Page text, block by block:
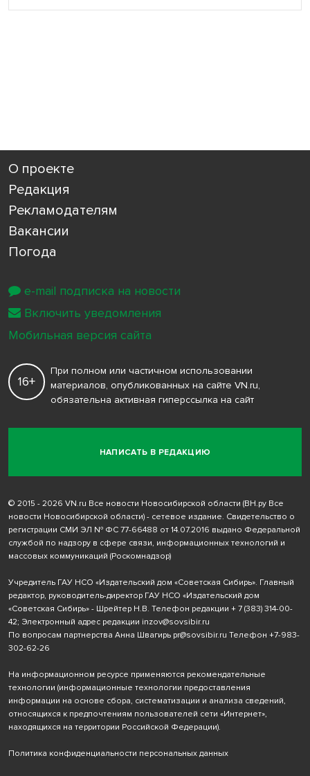
О проекте
Редакция
Рекламодателям
Вакансии
Погода
НАПИСАТЬ В РЕДАКЦИЮ
16+
При полном или частичном использовании
материалов, опубликованных на сайте VN.ru,
обязательна активная гиперссылка на сайт
© 2015 - 2026 VN.ru Все новости Новосибирской области (ВН.ру Все
новости Новосибирской области) - сетевое издание. Свидетельство о
регистрации СМИ ЭЛ № ФС 77-66488 от 14.07.2016 выдано Федеральной
службой по надзору в сфере связи, информационных технологий и
массовых коммуникаций (Роскомнадзор)
Учредитель ГАУ НСО «Издательский дом «Советская Сибирь». Главный
редактор, руководитель-директор ГАУ НСО «Издательский дом
«Советская Сибирь» - Шрейтер Н.В. Телефон редакции + 7 (383) 314-00-
42; Электронный адрес редакции inzov@sovsibir.ru
По вопросам партнерства Анна Швагирь pr@sovsibir.ru Телефон +7-983-
302-62-26
На информационном ресурсе применяются рекомендательные
технологии (информационные технологии предоставления
информации на основе сбора, систематизации и анализа сведений,
относящихся к предпочтениям пользователей сети «Интернет»,
находящихся на территории Российской Федерации).
Политика конфиденциальности персональных данных
e-mail подписка на новости
Включить уведомления
Мобильная версия сайта